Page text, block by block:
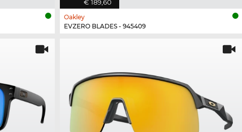
€ 189,60
Oakley
EVZERO BLADES - 945409